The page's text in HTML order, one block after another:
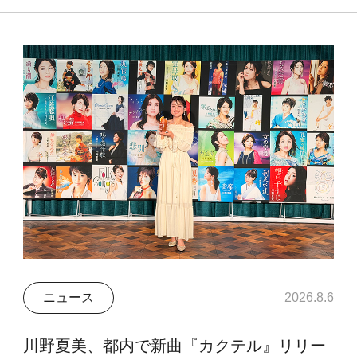
ニュース 2026.8.6
川野夏美、都内で新曲『カクテル』リリー